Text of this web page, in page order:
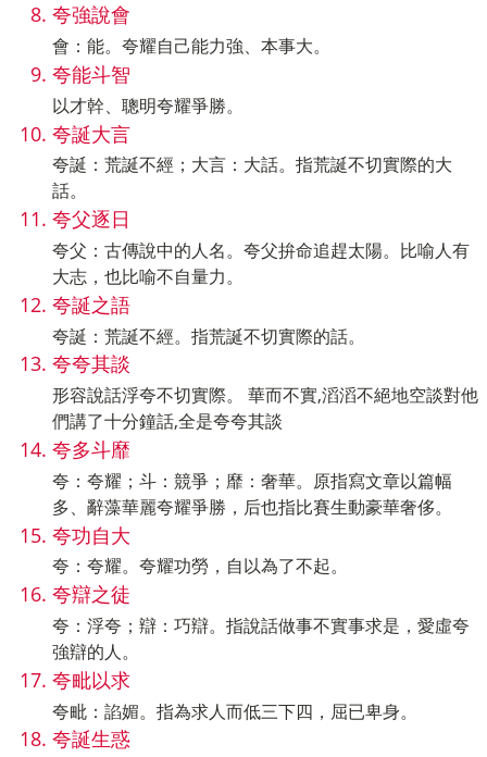
夸強說會
會：能。夸耀自己能力強、本事大。
夸能斗智
以才幹、聰明夸耀爭勝。
夸誕大言
夸誕：荒誕不經；大言：大話。指荒誕不切實際的大
話。
夸父逐日
夸父：古傳說中的人名。夸父拚命追趕太陽。比喻人有
大志，也比喻不自量力。
夸誕之語
夸誕：荒誕不經。指荒誕不切實際的話。
夸夸其談
形容說話浮夸不切實際。 華而不實,滔滔不絕地空談對他
們講了十分鐘話,全是夸夸其談
夸多斗靡
夸：夸耀；斗：競爭；靡：奢華。原指寫文章以篇幅
多、辭藻華麗夸耀爭勝，后也指比賽生動豪華奢侈。
夸功自大
夸：夸耀。夸耀功勞，自以為了不起。
夸辯之徒
夸：浮夸；辯：巧辯。指說話做事不實事求是，愛虛夸
強辯的人。
夸毗以求
夸毗：諂媚。指為求人而低三下四，屈已卑身。
夸誕生惑